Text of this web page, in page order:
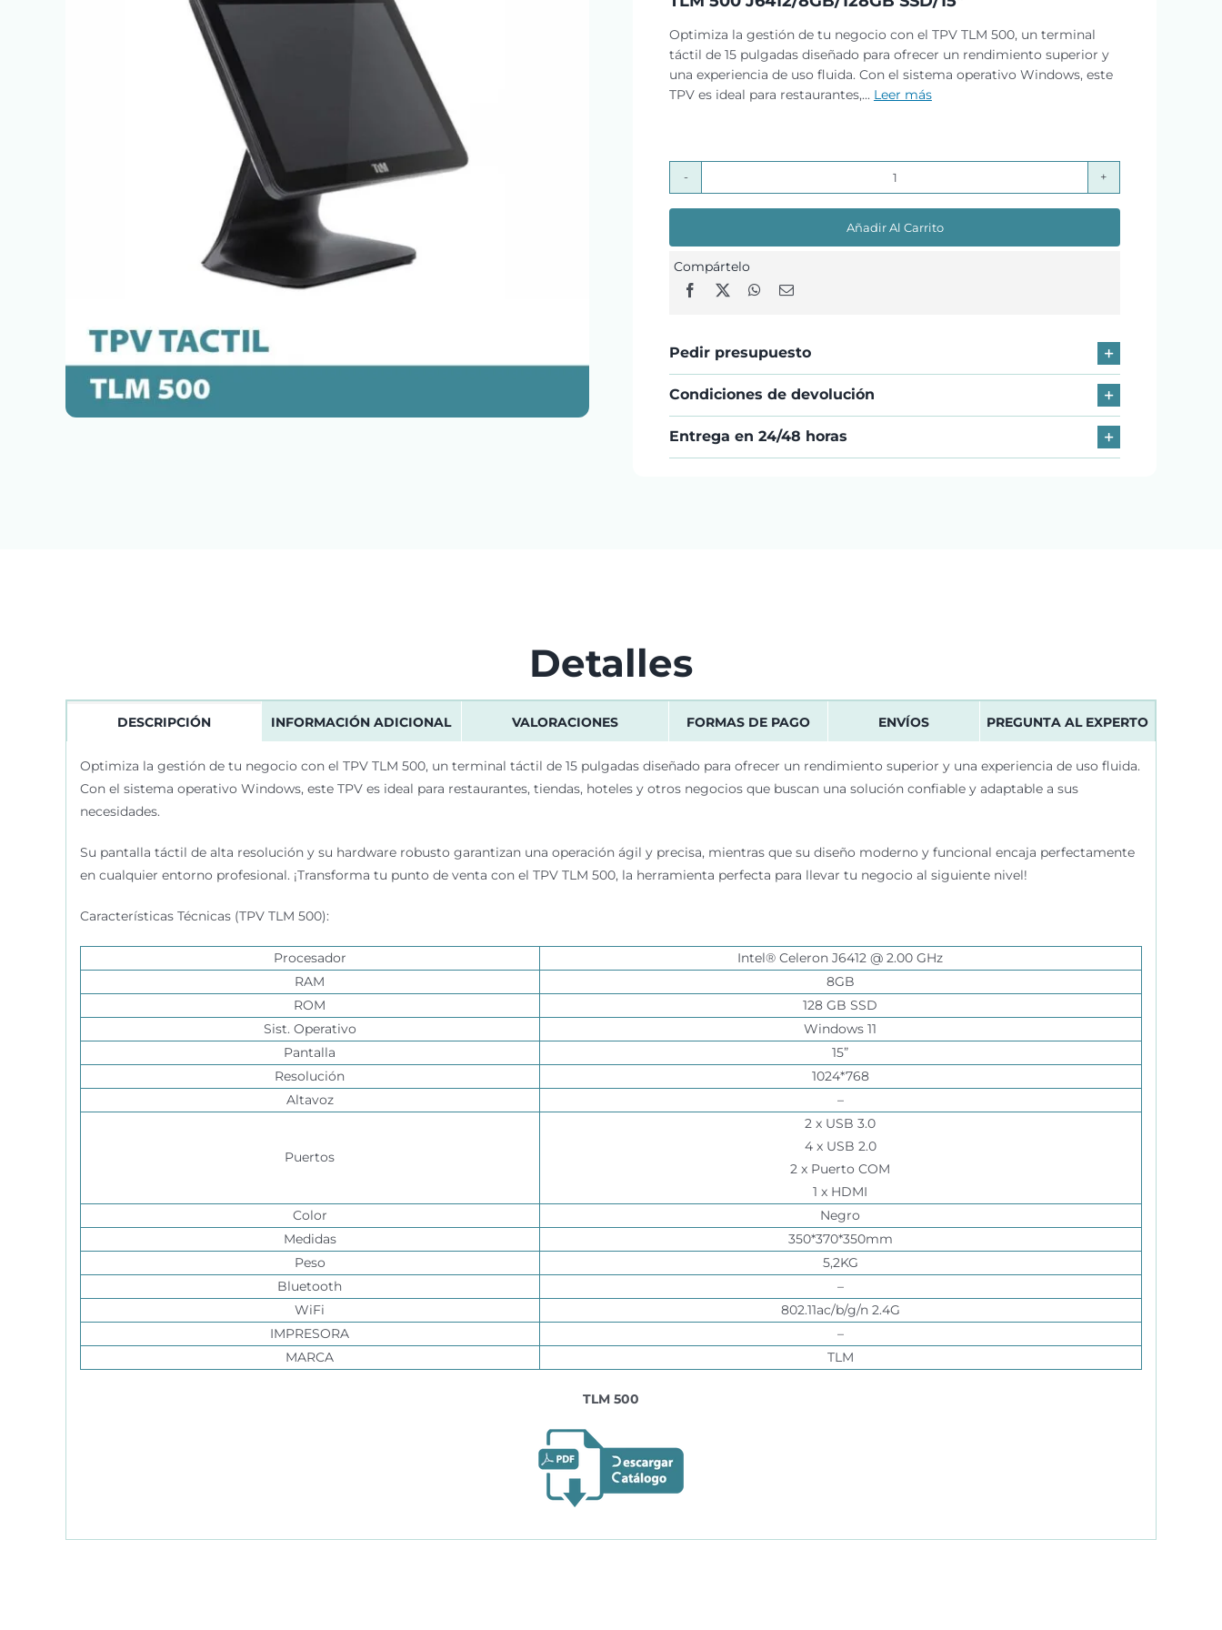
Optimiza la gestión de tu negocio con el TPV TLM 500, un terminal
táctil de 15 pulgadas diseñado para ofrecer un rendimiento superior y
una experiencia de uso fluida. Con el sistema operativo Windows, este
TPV es ideal para restaurantes,... Leer más
TLM
500
J6412/8GB/128GB
Añadir Al Carrito
Compártelo
Pedir presupuesto
Condiciones de devolución
Entrega en 24/48 horas
Detalles
DESCRIPCIÓN INFORMACIÓN ADICIONAL VALORACIONES FORMAS DE PAGO ENVÍOS PREGUNTA AL EXPERTO
Optimiza la gestión de tu negocio con el TPV TLM 500, un terminal táctil de 15 pulgadas diseñado para ofrecer un rendimiento superior y una experiencia de uso fluida.
Con el sistema operativo Windows, este TPV es ideal para restaurantes, tiendas, hoteles y otros negocios que buscan una solución confiable y adaptable a sus
necesidades.
Su pantalla táctil de alta resolución y su hardware robusto garantizan una operación ágil y precisa, mientras que su diseño moderno y funcional encaja perfectamente
en cualquier entorno profesional. ¡Transforma tu punto de venta con el TPV TLM 500, la herramienta perfecta para llevar tu negocio al siguiente nivel!
Características Técnicas (TPV TLM 500):
Procesador
Intel® Celeron J6412 @ 2.00 GHz
RAM
8GB
ROM
128 GB SSD
Sist. Operativo
Windows 11
Pantalla
15”
Resolución
1024*768
Altavoz
–
Puertos
2 x USB 3.0
4 x USB 2.0
2 x Puerto COM
1 x HDMI
Color
Negro
Medidas
350*370*350mm
Peso
5,2KG
Bluetooth
–
WiFi
802.11ac/b/g/n 2.4G
IMPRESORA
–
MARCA
TLM
TLM 500